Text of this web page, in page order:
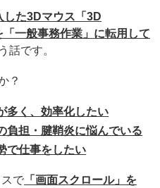
した3Dマウス「3D
一般事務作業」に転用して
話です。
？
多く、効率化したい
負担・腱鞘炎に悩んでいる
で仕事をしたい
で 「画面スクロール」を